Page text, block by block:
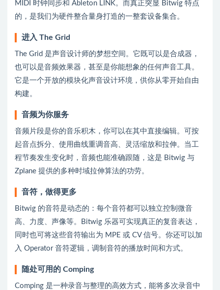
MIDI 时钟同步和 Ableton LINK。而真正突显 Bitwig 特点
的，是我们为硬件整合量身打造的一整套设备集合。
进入 The Grid
The Grid 是声音设计师的梦想空间。它既可以是合成器，
也可以是音频效果器，甚至是你能想象的任何声音工具。
它是一个开放的模块化声音设计环境，供你从零开始自由
构建。
音频为你服务
音频片段是你的音乐积木，你可以在其中直接编辑。可按
起音点拆分、使用曲线重调音高、灵活缩放和拉伸。当工
程节奏发生变化时，音频也能准确跟随，这是 Bitwig 与
Zplane 提供的多种时域拉伸算法的功劳。
音符，做得更多
Bitwig 的音符是动态的：每个音符都可以独立控制微音
高、力度、声像等。Bitwig 乐器可实现真正的复音表达，
同时也可将这些音符输出为 MPE 或 CV 信号。你还可以加
入 Operator 音符逻辑，调制音符的播放时间和方式。
随处可用的 Comping
Comping 是一种录音与整理的高效方式，能将多次录音中